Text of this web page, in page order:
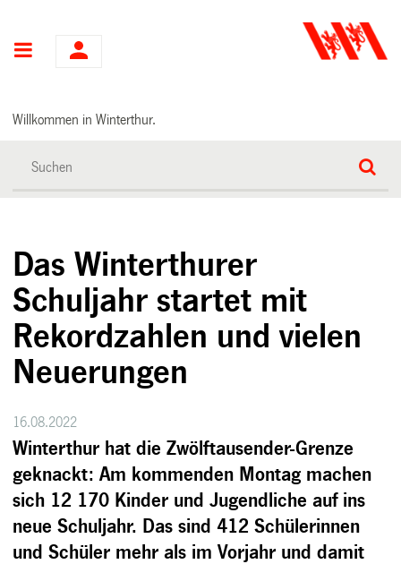
Hauptnavigation
Willkommen in Winterthur.
Das Winterthurer
Schuljahr startet mit
Rekordzahlen und vielen
Neuerungen
16.08.2022
Winterthur hat die Zwölftausender-Grenze
geknackt: Am kommenden Montag machen
sich 12 170 Kinder und Jugendliche auf ins
neue Schuljahr. Das sind 412 Schülerinnen
und Schüler mehr als im Vorjahr und damit